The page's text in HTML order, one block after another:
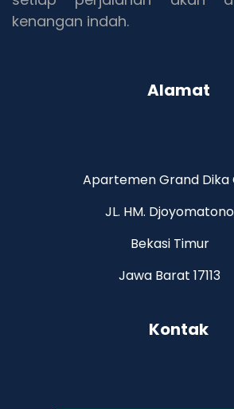
kenangan indah.
Alamat
Apartemen Grand Dika
JL. HM. Djoyomatono
Bekasi Timur
Jawa Barat 17113
Kontak